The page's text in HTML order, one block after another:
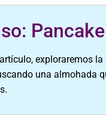
exploraremos la
una almohada